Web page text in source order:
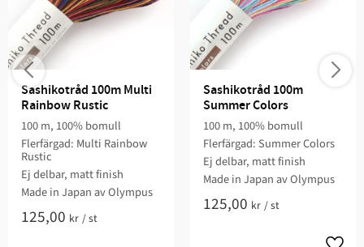
Sashikotråd 100m Multi
Rainbow Rustic
100 m, 100% bomull
Flerfärgad: Multi Rainbow
Rustic
Ej delbar, matt finish
Made in Japan av Olympus
125,00 kr /st
Sashikotråd 100m
Summer Colors
100 m, 100% bomull
Flerfärgad: Summer Colors
Ej delbar, matt finish
Made in Japan av Olympus
125,00 kr /st